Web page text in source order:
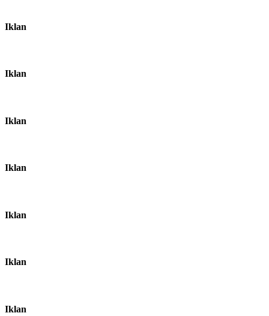
Iklan
Iklan
Iklan
Iklan
Iklan
Iklan
Iklan